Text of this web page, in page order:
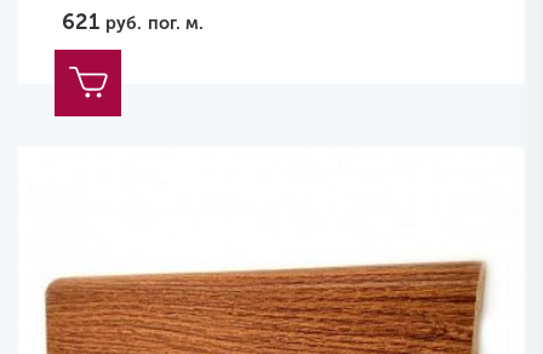
621 руб. пог. м.